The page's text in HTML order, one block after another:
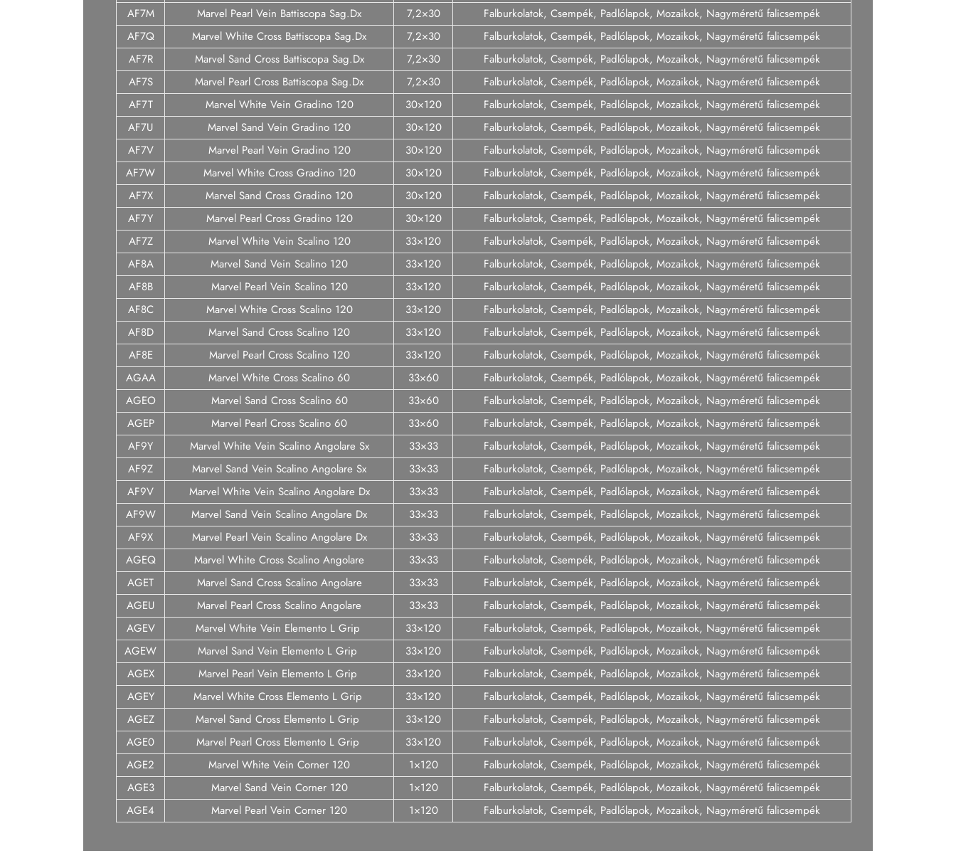
AF7M
Marvel Pearl Vein Battiscopa Sag.Dx 7,2×30
Falburkolatok, Csempék, Padlólapok, Mozaikok, Nagyméretű falicsempék
AF7Q
Marvel White Cross Battiscopa Sag.Dx 7,2×30
Falburkolatok, Csempék, Padlólapok, Mozaikok, Nagyméretű falicsempék
AF7R
Marvel Sand Cross Battiscopa Sag.Dx 7,2×30
Falburkolatok, Csempék, Padlólapok, Mozaikok, Nagyméretű falicsempék
AF7S
Marvel Pearl Cross Battiscopa Sag.Dx 7,2×30
Falburkolatok, Csempék, Padlólapok, Mozaikok, Nagyméretű falicsempék
AF7T
Marvel White Vein Gradino 120 30×120
Falburkolatok, Csempék, Padlólapok, Mozaikok, Nagyméretű falicsempék
AF7U
Marvel Sand Vein Gradino 120 30×120
Falburkolatok, Csempék, Padlólapok, Mozaikok, Nagyméretű falicsempék
AF7V
Marvel Pearl Vein Gradino 120 30×120
Falburkolatok, Csempék, Padlólapok, Mozaikok, Nagyméretű falicsempék
AF7W
Marvel White Cross Gradino 120 30×120
Falburkolatok, Csempék, Padlólapok, Mozaikok, Nagyméretű falicsempék
AF7X
Marvel Sand Cross Gradino 120 30×120
Falburkolatok, Csempék, Padlólapok, Mozaikok, Nagyméretű falicsempék
AF7Y
Marvel Pearl Cross Gradino 120 30×120
Falburkolatok, Csempék, Padlólapok, Mozaikok, Nagyméretű falicsempék
AF7Z
Marvel White Vein Scalino 120 33×120
Falburkolatok, Csempék, Padlólapok, Mozaikok, Nagyméretű falicsempék
AF8A
Marvel Sand Vein Scalino 120 33×120
Falburkolatok, Csempék, Padlólapok, Mozaikok, Nagyméretű falicsempék
AF8B
Marvel Pearl Vein Scalino 120 33×120
Falburkolatok, Csempék, Padlólapok, Mozaikok, Nagyméretű falicsempék
AF8C
Marvel White Cross Scalino 120 33×120
Falburkolatok, Csempék, Padlólapok, Mozaikok, Nagyméretű falicsempék
AF8D
Marvel Sand Cross Scalino 120 33×120
Falburkolatok, Csempék, Padlólapok, Mozaikok, Nagyméretű falicsempék
AF8E
Marvel Pearl Cross Scalino 120 33×120
Falburkolatok, Csempék, Padlólapok, Mozaikok, Nagyméretű falicsempék
AGAA
Marvel White Cross Scalino 60 33×60
Falburkolatok, Csempék, Padlólapok, Mozaikok, Nagyméretű falicsempék
AGEO
Marvel Sand Cross Scalino 60 33×60
Falburkolatok, Csempék, Padlólapok, Mozaikok, Nagyméretű falicsempék
AGEP
Marvel Pearl Cross Scalino 60 33×60
Falburkolatok, Csempék, Padlólapok, Mozaikok, Nagyméretű falicsempék
AF9Y
Marvel White Vein Scalino Angolare Sx 33×33
Falburkolatok, Csempék, Padlólapok, Mozaikok, Nagyméretű falicsempék
AF9Z
Marvel Sand Vein Scalino Angolare Sx 33×33
Falburkolatok, Csempék, Padlólapok, Mozaikok, Nagyméretű falicsempék
AF9V
Marvel White Vein Scalino Angolare Dx 33×33
Falburkolatok, Csempék, Padlólapok, Mozaikok, Nagyméretű falicsempék
AF9W
Marvel Sand Vein Scalino Angolare Dx 33×33
Falburkolatok, Csempék, Padlólapok, Mozaikok, Nagyméretű falicsempék
AF9X
Marvel Pearl Vein Scalino Angolare Dx 33×33
Falburkolatok, Csempék, Padlólapok, Mozaikok, Nagyméretű falicsempék
AGEQ
Marvel White Cross Scalino Angolare 33×33
Falburkolatok, Csempék, Padlólapok, Mozaikok, Nagyméretű falicsempék
AGET
Marvel Sand Cross Scalino Angolare 33×33
Falburkolatok, Csempék, Padlólapok, Mozaikok, Nagyméretű falicsempék
AGEU
Marvel Pearl Cross Scalino Angolare 33×33
Falburkolatok, Csempék, Padlólapok, Mozaikok, Nagyméretű falicsempék
AGEV
Marvel White Vein Elemento L Grip 33×120
Falburkolatok, Csempék, Padlólapok, Mozaikok, Nagyméretű falicsempék
AGEW
Marvel Sand Vein Elemento L Grip 33×120
Falburkolatok, Csempék, Padlólapok, Mozaikok, Nagyméretű falicsempék
AGEX
Marvel Pearl Vein Elemento L Grip 33×120
Falburkolatok, Csempék, Padlólapok, Mozaikok, Nagyméretű falicsempék
AGEY
Marvel White Cross Elemento L Grip 33×120
Falburkolatok, Csempék, Padlólapok, Mozaikok, Nagyméretű falicsempék
AGEZ
Marvel Sand Cross Elemento L Grip 33×120
Falburkolatok, Csempék, Padlólapok, Mozaikok, Nagyméretű falicsempék
AGE0
Marvel Pearl Cross Elemento L Grip 33×120
Falburkolatok, Csempék, Padlólapok, Mozaikok, Nagyméretű falicsempék
AGE2
Marvel White Vein Corner 120 1×120
Falburkolatok, Csempék, Padlólapok, Mozaikok, Nagyméretű falicsempék
AGE3
Marvel Sand Vein Corner 120 1×120
Falburkolatok, Csempék, Padlólapok, Mozaikok, Nagyméretű falicsempék
AGE4
Marvel Pearl Vein Corner 120 1×120 Falburkolatok, Csempék, Padlólapok, Mozaikok, Nagyméretű falicsempék